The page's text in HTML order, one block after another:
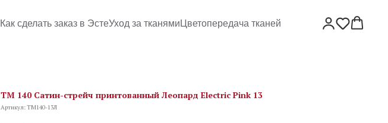
Как сделать заказ в ЭстеУход за тканями Цветопередача тканей
TM 140 Сатин-стрейч принтованный Леопард Electric Pink 13
Артикул:TM140-13Л